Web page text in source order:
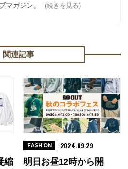
マガジン。
(続きを見る)
関連記事
縮
明日お昼12時から開
FASHION 2024.09.29